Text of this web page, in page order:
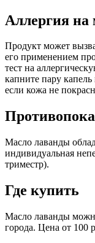
Аллергия на
Продукт может
его применением
тест на
капните пару капель
если кожа не
Масло лаванды
индивидуальная
триместр).
Где купить
Масло лаванды
города. Цена от 100